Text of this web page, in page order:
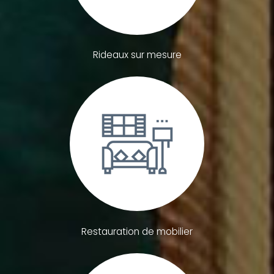
Rideaux sur mesure
Restauration de mobilier